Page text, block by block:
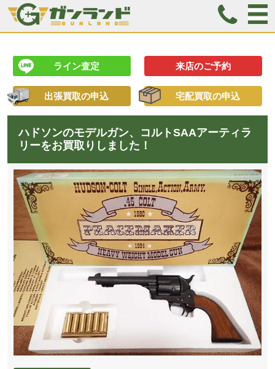
ライン査定 来店のご予約
出張買取の申込 宅配買取の申込
ハドソンのモデルガン、コルトSAAアーティラ
リーをお買取りしました！